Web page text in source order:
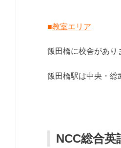
■教室エリア
飯田橋に校舎があり
飯田橋駅は中央・総
NCC総合